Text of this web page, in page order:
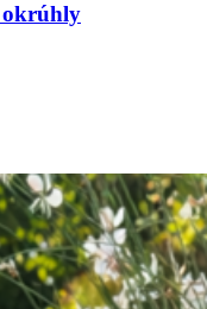
okrúhly